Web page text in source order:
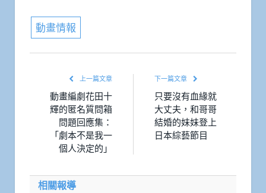
動畫情報
上一篇文章
動畫編劇花田十
輝的匿名質問箱
問題回應集：
「劇本不是我一
個人決定的」
下一篇文章
只要沒有血緣就
大丈夫，和哥哥
結婚的妹妹登上
日本綜藝節目
相關報導